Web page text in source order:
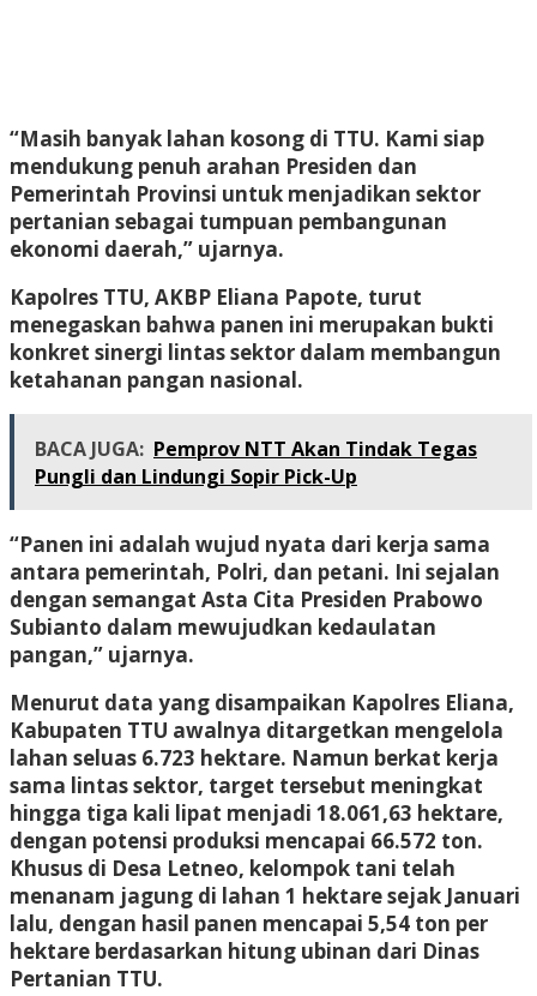
“Masih banyak lahan kosong di TTU. Kami siap
mendukung penuh arahan Presiden dan
Pemerintah Provinsi untuk menjadikan sektor
pertanian sebagai tumpuan pembangunan
ekonomi daerah,” ujarnya.
Kapolres TTU, AKBP Eliana Papote, turut
menegaskan bahwa panen ini merupakan bukti
konkret sinergi lintas sektor dalam membangun
ketahanan pangan nasional.
BACA JUGA: Pemprov NTT Akan Tindak Tegas
Pungli dan Lindungi Sopir Pick-Up
“Panen ini adalah wujud nyata dari kerja sama
antara pemerintah, Polri, dan petani. Ini sejalan
dengan semangat Asta Cita Presiden Prabowo
Subianto dalam mewujudkan kedaulatan
pangan,” ujarnya.
Menurut data yang disampaikan Kapolres Eliana,
Kabupaten TTU awalnya ditargetkan mengelola
lahan seluas 6.723 hektare. Namun berkat kerja
sama lintas sektor, target tersebut meningkat
hingga tiga kali lipat menjadi 18.061,63 hektare,
dengan potensi produksi mencapai 66.572 ton.
Khusus di Desa Letneo, kelompok tani telah
menanam jagung di lahan 1 hektare sejak Januari
lalu, dengan hasil panen mencapai 5,54 ton per
hektare berdasarkan hitung ubinan dari Dinas
Pertanian TTU.